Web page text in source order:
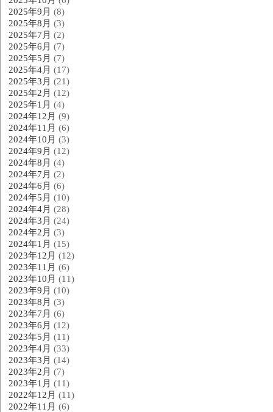
2025年9月 (8)
2025年8月 (3)
2025年7月 (2)
2025年6月 (7)
2025年5月 (7)
2025年4月 (17)
2025年3月 (21)
2025年2月 (12)
2025年1月 (4)
2024年12月 (9)
2024年11月 (6)
2024年10月 (3)
2024年9月 (12)
2024年8月 (4)
2024年7月 (2)
2024年6月 (6)
2024年5月 (10)
2024年4月 (28)
2024年3月 (24)
2024年2月 (3)
2024年1月 (15)
2023年12月 (12)
2023年11月 (6)
2023年10月 (11)
2023年9月 (10)
2023年8月 (3)
2023年7月 (6)
2023年6月 (12)
2023年5月 (11)
2023年4月 (33)
2023年3月 (14)
2023年2月 (7)
2023年1月 (11)
2022年12月 (11)
2022年11月 (6)